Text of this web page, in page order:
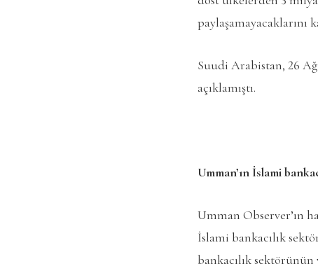
paylaşamayacaklarını
Suudi Arabistan, 26
açıklamıştı.
Umman’ın İslami
Umman Observer’ın
İslami bankacılık
bankacılık sektörünün